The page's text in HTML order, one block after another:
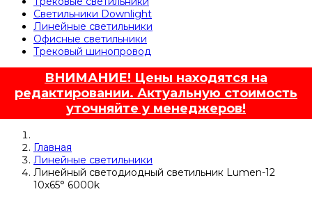
Светильники Downlight
Линейные светильники
Офисные светильники
Трековый шинопровод
ВНИМАНИЕ! Цены находятся на
редактировании. Актуальную стоимость
уточняйте у менеджеров!
Главная
Линейные светильники
Линейный светодиодный светильник Lumen-12
10х65° 6000k